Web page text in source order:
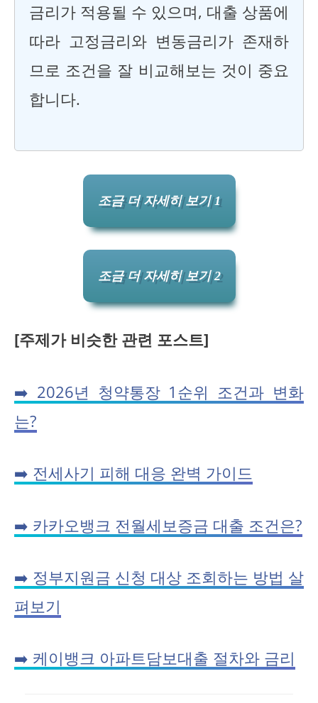
금리가 적용될 수 있으며, 대출 상품에
따라 고정금리와 변동금리가 존재하
므로 조건을 잘 비교해보는 것이 중요
합니다.
조금 더 자세히 보기 1
조금 더 자세히 보기 2
[주제가 비슷한 관련 포스트]
➡️ 2026년 청약통장 1순위 조건과 변화
는?
➡️ 전세사기 피해 대응 완벽 가이드
➡️ 카카오뱅크 전월세보증금 대출 조건은?
➡️ 정부지원금 신청 대상 조회하는 방법 살
펴보기
➡️ 케이뱅크 아파트담보대출 절차와 금리